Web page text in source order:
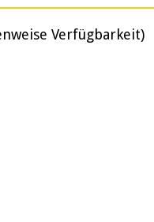
Verfügbarkeit)